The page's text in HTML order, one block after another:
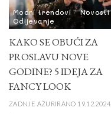
Modni trendovi
Novosti
Odijevanje
KAKO SE OBUĆI ZA
PROSLAVU NOVE
GODINE? 5 IDEJA ZA
FANCY LOOK
ZADNJE AŽURIRANO 19.12.2024.